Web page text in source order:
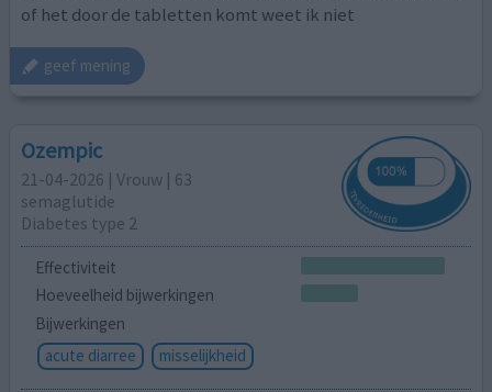
of het door de tabletten komt weet ik niet
geef mening
Ozempic
21-04-2026 | Vrouw | 63
semaglutide
Diabetes type 2
Effectiviteit
Hoeveelheid bijwerkingen
Bijwerkingen
acute diarree
misselijkheid